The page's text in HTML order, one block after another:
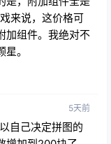
来说，这价格可
加组件。我绝对不
。
5天前
自己决定拼图的